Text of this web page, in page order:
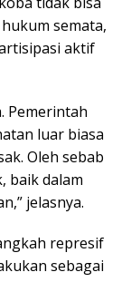
semata,
aktif
Pemerintah
luar biasa
Oleh sebab
baik dalam
jelasnya.
represif
sebagai